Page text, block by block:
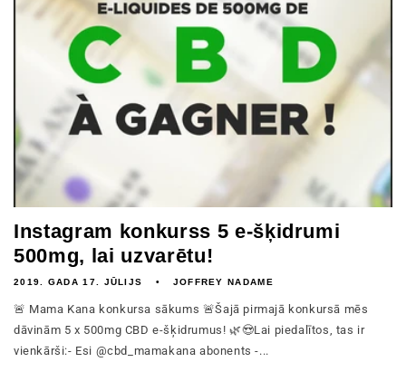
Instagram konkurss 5 e-šķidrumi
500mg, lai uzvarētu!
2019. GADA 17. JŪLIJS JOFFREY NADAME
🚨 Mama Kana konkursa sākums 🚨Šajā pirmajā konkursā mēs
dāvinām 5 x 500mg CBD e-šķidrumus! 🌿😍Lai piedalītos, tas ir
vienkārši:- Esi @cbd_mamakana abonents -...